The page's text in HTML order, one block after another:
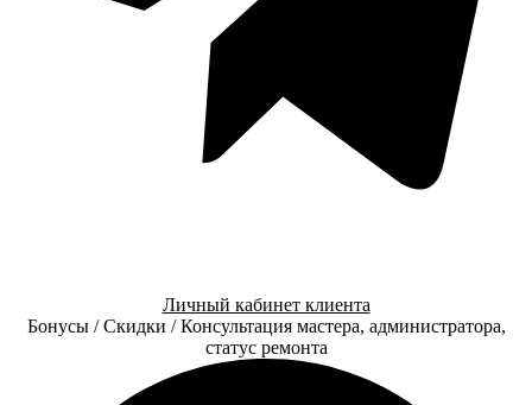
Личный кабинет клиента
Бонусы / Скидки / Консультация мастера, администратора,
статус ремонта